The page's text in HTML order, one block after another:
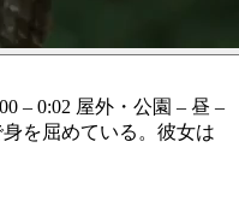
– 0:02 屋外・公園 – 昼 –
を屈めている。彼女は